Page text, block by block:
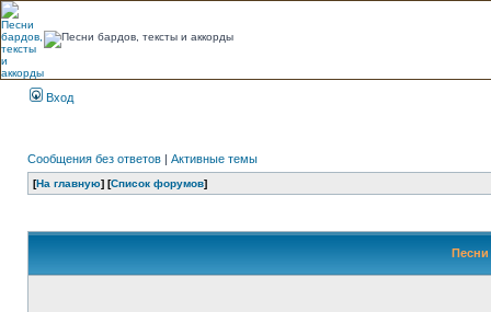
Вход
Сообщения без ответов | Активные темы
[На главную] [Список форумов]
Песни